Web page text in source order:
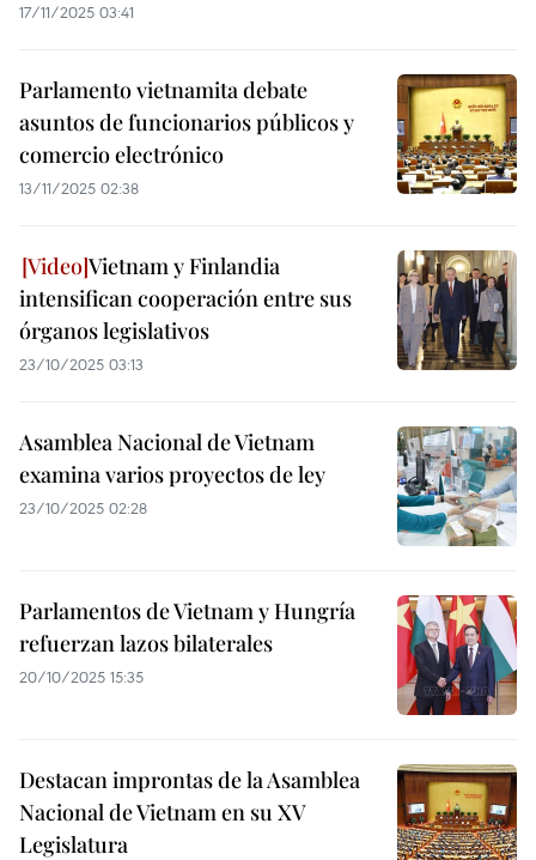
17/11/2025 03:41
Parlamento vietnamita debate
asuntos de funcionarios públicos y
comercio electrónico
13/11/2025 02:38
Vietnam y Finlandia
intensifican cooperación entre sus
órganos legislativos
23/10/2025 03:13
Asamblea Nacional de Vietnam
examina varios proyectos de ley
23/10/2025 02:28
Parlamentos de Vietnam y Hungría
refuerzan lazos bilaterales
20/10/2025 15:35
Destacan improntas de la Asamblea
Nacional de Vietnam en su XV
Legislatura